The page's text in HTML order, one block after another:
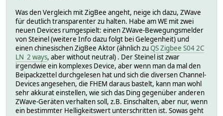
Was den Vergleich mit ZigBee angeht, neige ich dazu, ZWave
für deutlich transparenter zu halten. Habe am WE mit zwei
neuen Devices rumgespielt: einen ZWave-Bewegungsmelder
von Steinel (weitere Info dazu folgt bei Gelegenheit) und
einen chinesischen ZigBee Aktor (ähnlich zuQS Zigbee S04 2C
LN 2 ways, aber without neutral) . Der Steinel ist zwar
irgendwie ein komplexes Device, aber wenn man da mal den
Beipackzettel durchgelesen hat und sich die diversen Channel-
Devices angesehen, die FHEM daraus bastelt, kann man wohl
sehr akkurat einstellen, wie sich das Ding gegenüber anderen
ZWave-Geräten verhalten soll, z.B. Einschalten, aber nur, wenn
ein bestimmter Helligkeitswert unterschritten ist. Sowas geht